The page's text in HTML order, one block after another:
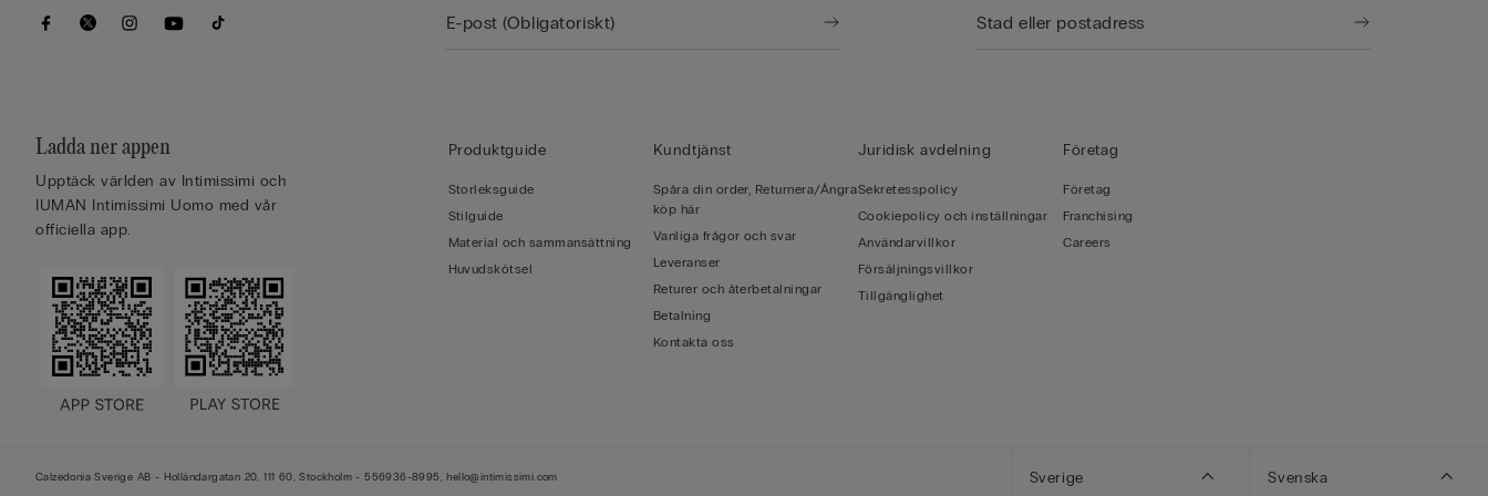
Ladda ner appen
Upptäck världen av Intimissimi och
IUMAN Intimissimi Uomo med vår
officiella app.
Produktguide
Storleksguide
Stilguide
Material och sammansättning
Huvudskötsel
Kundtjänst
Spåra din order, Returnera/Ångra
köp här
Vanliga frågor och svar
Leveranser
Returer och återbetalningar
Betalning
Kontakta oss
Juridisk avdelning
Sekretesspolicy
Cookiepolicy och inställningar
Användarvillkor
Försäljningsvillkor
Tillgänglighet
Företag
Företag
Franchising
Careers
Calzedonia Sverige AB - Holländargatan 20, 111 60, Stockholm - 556936-8995, hello@intimissimi.com Sverige Svenska